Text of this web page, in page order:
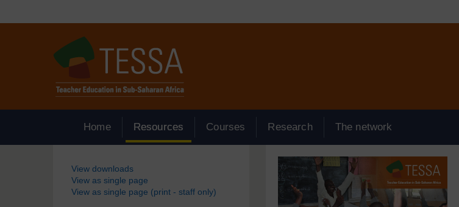
Home Resources Courses Research The network
Blocs
View downloads
View as single page
View as single page (print - staff only)